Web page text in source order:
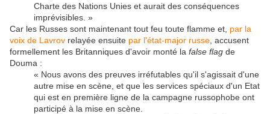
Charte des Nations Unies et aurait des conséquences
imprévisibles. »
Car les Russes sont maintenant tout feu toute flamme et, par la
voix de Lavrov relayée ensuite par l'état-major russe , accusent
formellement les Britanniques d'avoir monté la false flag de
Douma :
« Nous avons des preuves irréfutables qu'il s'agissait d'une
autre mise en scène, et que les services spéciaux d'un Etat
qui est en première ligne de la campagne russophobe ont
participé à la mise en scène.